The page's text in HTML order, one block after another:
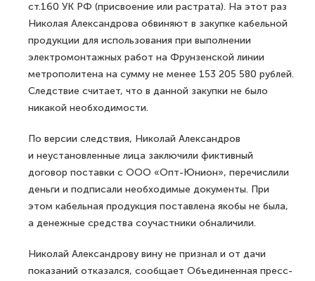
ст.160 УК РФ (присвоение или растрата). На этот раз
Николая Александрова обвиняют в закупке кабельной
продукции для использования при выполнении
электромонтажных работ на Фрунзенской линии
метрополитена на сумму не менее 153 205 580 рублей.
Следствие считает, что в данной закупки не было
никакой необходимости.
По версии следствия, Николай Александров
и неустановленные лица заключили фиктивный
договор поставки с ООО «Опт-Юнион», перечислили
деньги и подписали необходимые документы. При
этом кабельная продукция поставлена якобы не была,
а денежные средства соучастники обналичили.
Николай Александрову вину не признал и от дачи
показаний отказался, сообщает Объединенная пресс-